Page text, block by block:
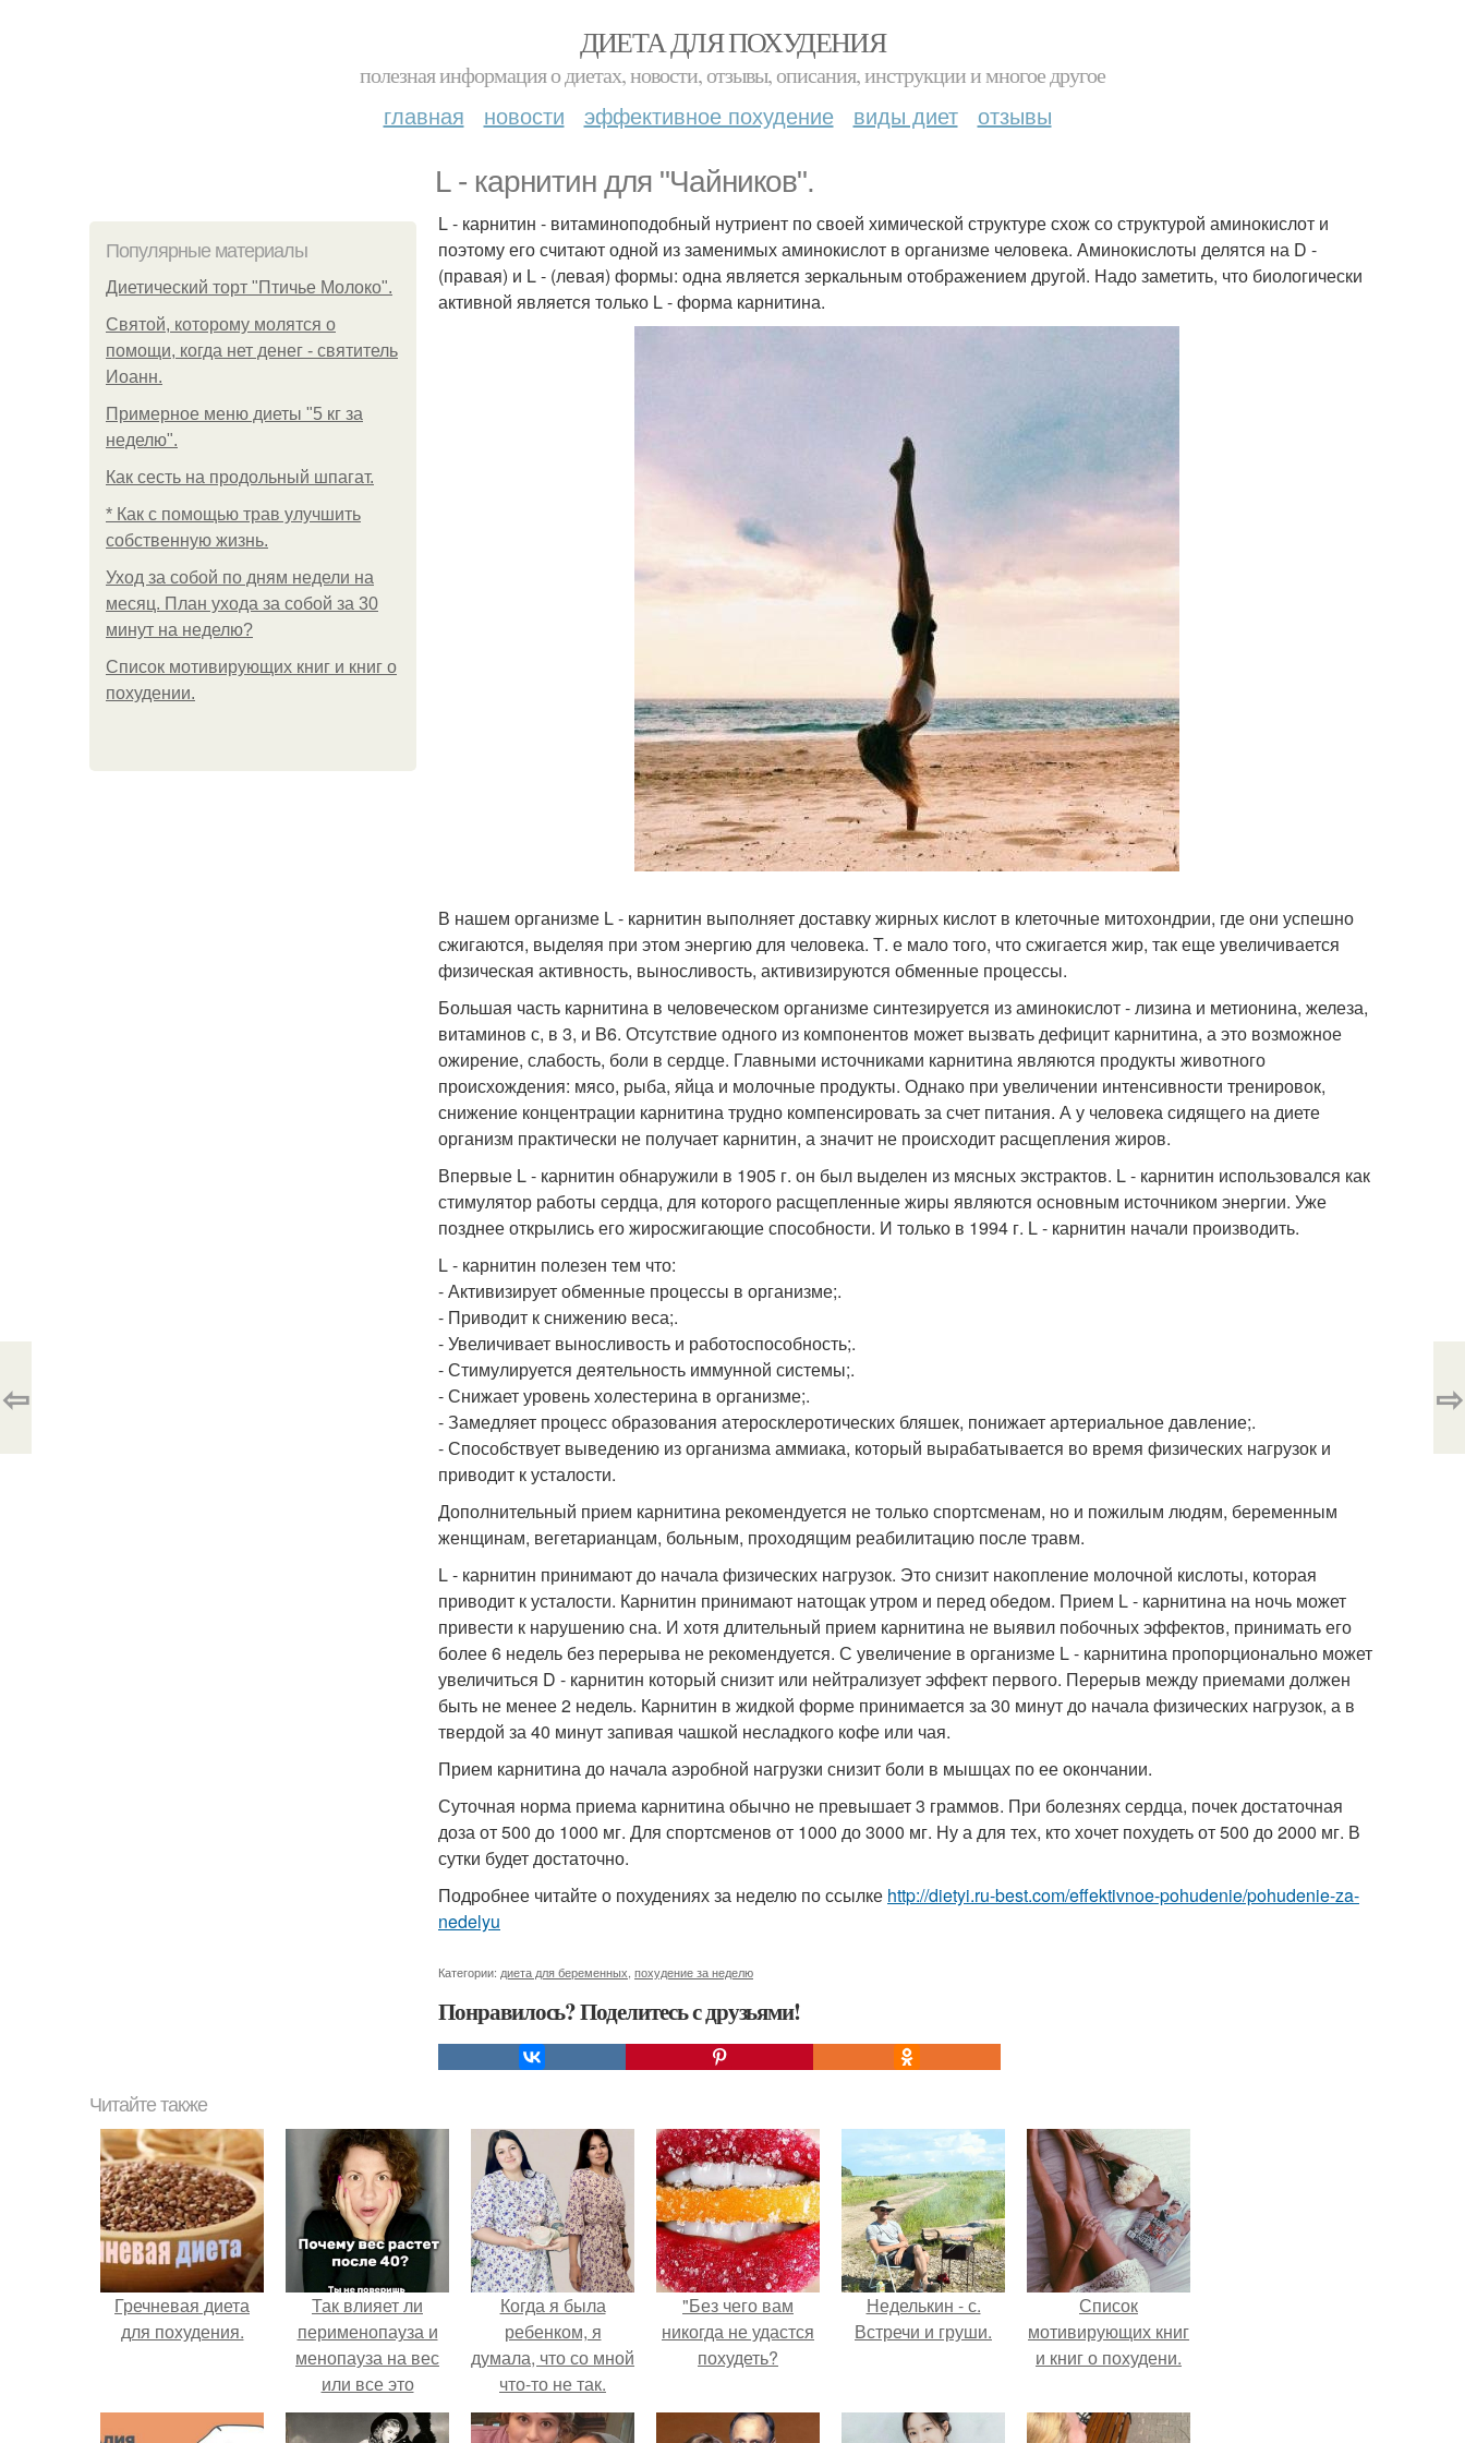
ДИЕТА ДЛЯ ПОХУДЕНИЯ
полезная информация о диетах, новости, отзывы, описания, инструкции и многое другое
главная новости эффективное похудение виды диет отзывы
L - карнитин для "Чайников".
Популярные материалы
Диетический торт "Птичье Молоко".
Святой, которому молятся о
помощи, когда нет денег - святитель
Иоанн.
Примерное меню диеты "5 кг за
неделю".
Как сесть на продольный шпагат.
* Как с помощью трав улучшить
собственную жизнь.
Уход за собой по дням недели на
месяц. План ухода за собой за 30
минут на неделю?
Список мотивирующих книг и книг о
похудении.
L - карнитин - витаминоподобный нутриент по своей химической структуре схож со структурой аминокислот и
поэтому его считают одной из заменимых аминокислот в организме человека. Аминокислоты делятся на D -
(правая) и L - (левая) формы: одна является зеркальным отображением другой. Надо заметить, что биологически
активной является только L - форма карнитина.
В нашем организме L - карнитин выполняет доставку жирных кислот в клеточные митохондрии, где они успешно
сжигаются, выделяя при этом энергию для человека. Т. е мало того, что сжигается жир, так еще увеличивается
физическая активность, выносливость, активизируются обменные процессы.
Большая часть карнитина в человеческом организме синтезируется из аминокислот - лизина и метионина, железа,
витаминов с, в 3, и B6. Отсутствие одного из компонентов может вызвать дефицит карнитина, а это возможное
ожирение, слабость, боли в сердце. Главными источниками карнитина являются продукты животного
происхождения: мясо, рыба, яйца и молочные продукты. Однако при увеличении интенсивности тренировок,
снижение концентрации карнитина трудно компенсировать за счет питания. А у человека сидящего на диете
организм практически не получает карнитин, а значит не происходит расщепления жиров.
Впервые L - карнитин обнаружили в 1905 г. он был выделен из мясных экстрактов. L - карнитин использовался как
стимулятор работы сердца, для которого расщепленные жиры являются основным источником энергии. Уже
позднее открылись его жиросжигающие способности. И только в 1994 г. L - карнитин начали производить.
L - карнитин полезен тем что:
- Активизирует обменные процессы в организме;.
- Приводит к снижению веса;.
- Увеличивает выносливость и работоспособность;.
- Стимулируется деятельность иммунной системы;.
- Снижает уровень холестерина в организме;.
- Замедляет процесс образования атеросклеротических бляшек, понижает артериальное давление;.
- Способствует выведению из организма аммиака, который вырабатывается во время физических нагрузок и
приводит к усталости.
Дополнительный прием карнитина рекомендуется не только спортсменам, но и пожилым людям, беременным
женщинам, вегетарианцам, больным, проходящим реабилитацию после травм.
L - карнитин принимают до начала физических нагрузок. Это снизит накопление молочной кислоты, которая
приводит к усталости. Карнитин принимают натощак утром и перед обедом. Прием L - карнитина на ночь может
привести к нарушению сна. И хотя длительный прием карнитина не выявил побочных эффектов, принимать его
более 6 недель без перерыва не рекомендуется. С увеличение в организме L - карнитина пропорционально может
увеличиться D - карнитин который снизит или нейтрализует эффект первого. Перерыв между приемами должен
быть не менее 2 недель. Карнитин в жидкой форме принимается за 30 минут до начала физических нагрузок, а в
твердой за 40 минут запивая чашкой несладкого кофе или чая.
Прием карнитина до начала аэробной нагрузки снизит боли в мышцах по ее окончании.
Суточная норма приема карнитина обычно не превышает 3 граммов. При болезнях сердца, почек достаточная
доза от 500 до 1000 мг. Для спортсменов от 1000 до 3000 мг. Ну а для тех, кто хочет похудеть от 500 до 2000 мг. В
сутки будет достаточно.
Подробнее читайте о похудениях за неделю по ссылке http://dietyi.ru-best.com/effektivnoe-pohudenie/pohudenie-za-
nedelyu
Категории: диета для беременных похудение за неделю
Понравилось? Поделитесь с друзьями!
⇦ ⇨
Читайте также
Гречневая диета
для похудения.
Так влияет ли
перименопауза и
менопауза на вес
или все это
ерунда?
Когда я была
ребенком, я
думала, что со мной
что-то не так.
"Без чего вам
никогда не удастся
похудеть?
Неделькин - с.
Встречи и груши.
Список
мотивирующих книг
и книг о похудени.